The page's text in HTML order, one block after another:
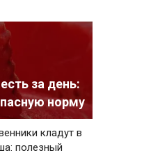
за день:
норму
кладут в
полезный